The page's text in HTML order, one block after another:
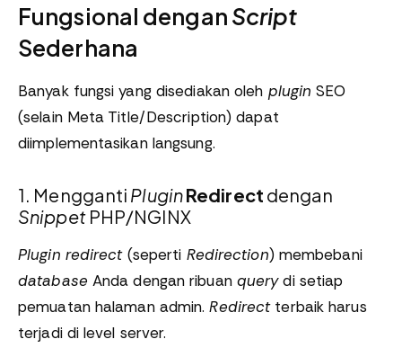
Fungsional denganScript
Sederhana
Banyak fungsi yang disediakan oleh plugin SEO
(selain Meta Title/Description) dapat
diimplementasikan langsung.
1. Mengganti PluginRedirect dengan
SnippetPHP/NGINX
Plugin redirect(seperti Redirection) membebani
database Anda dengan ribuan querydi setiap
pemuatan halaman admin.Redirectterbaik harus
terjadi di level server.